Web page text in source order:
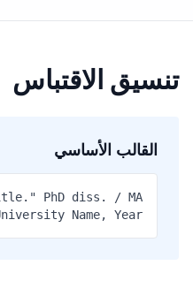
تنسيق الاقتباس
القالب الأساسي
PhD diss. / MA
Name, Year.